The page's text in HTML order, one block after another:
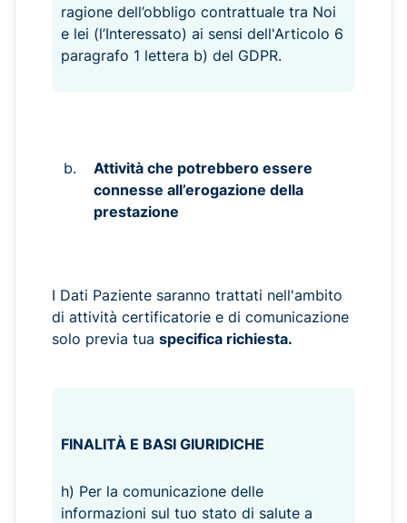
ragione dell’obbligo contrattuale tra Noi
e lei (l’Interessato) ai sensi dell'Articolo 6
paragrafo 1 lettera b) del GDPR.
Attività che potrebbero essere
connesse all’erogazione della
prestazione
I Dati Paziente saranno trattati nell'ambito
di attività certificatorie e di comunicazione
solo previa tua specifica richiesta.
FINALITÀ E BASI GIURIDICHE
h) Per la comunicazione delle
informazioni sul tuo stato di salute a